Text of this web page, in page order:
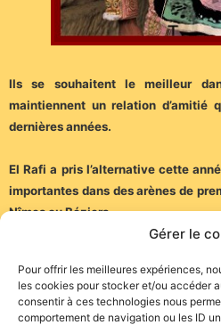
Gérer le
Pour offrir les meilleures expériences,
les cookies pour stocker et/ou accéder
consentir à ces technologies nous
comportement de navigation ou les ID
Ils se souhaitent le meilleur
maintiennent un relation d’amitié
dernières années.
El Rafi a pris l’alternative cette
importantes dans des arènes de
Nîmes ou Béziers.